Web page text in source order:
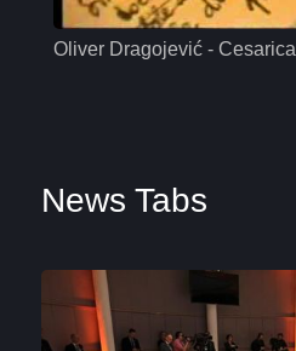
Oliver Dragojević - Cesarica
News Tabs